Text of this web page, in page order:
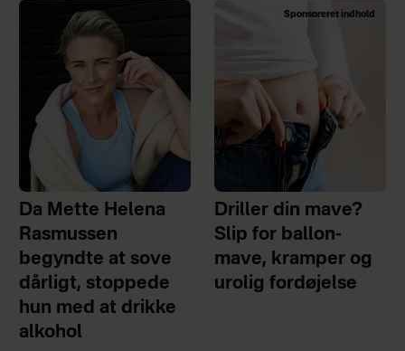
Da Mette Helena
Rasmussen
begyndte at sove
dårligt, stoppede
hun med at drikke
alkohol
Sponsoreret indhold
Driller din mave?
Slip for ballon-
mave, kramper og
urolig fordøjelse